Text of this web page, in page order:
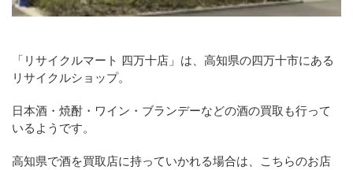
「リサイクルマート 四万十店」は、高知県の四万十市にある
リサイクルショップ。
日本酒・焼酎・ワイン・ブランデーなどの酒の買取も行って
いるようです。
高知県で酒を買取店に持っていかれる場合は、こちらのお店